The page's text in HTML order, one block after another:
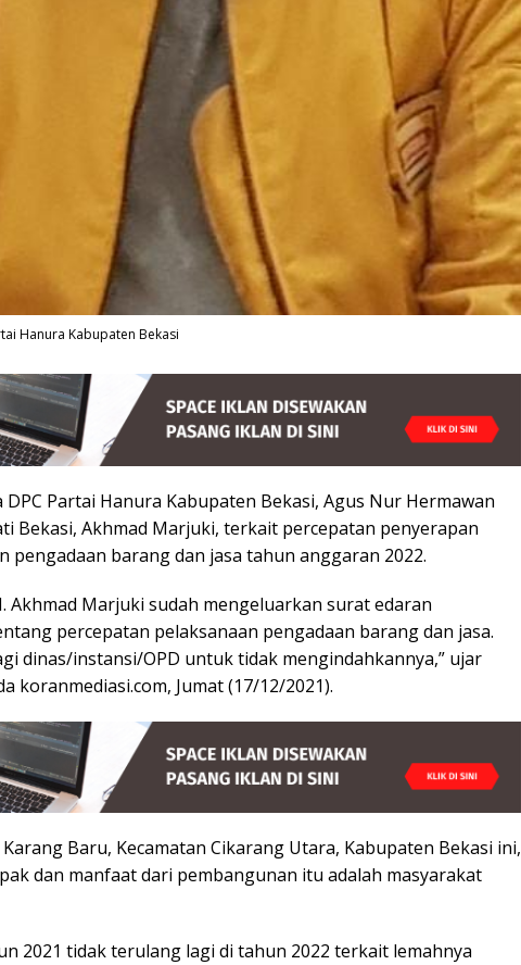
Hanura Kabupaten Bekasi
DPC Partai Hanura Kabupaten Bekasi, Agus Nur Hermawan
Bekasi, Akhmad Marjuki, terkait percepatan penyerapan
pengadaan barang dan jasa tahun anggaran 2022.
Akhmad Marjuki sudah mengeluarkan surat edaran
percepatan pelaksanaan pengadaan barang dan jasa.
dinas/instansi/OPD untuk tidak mengindahkannya,” ujar
koranmediasi.com, Jumat (17/12/2021).
Baru, Kecamatan Cikarang Utara, Kabupaten Bekasi ini,
dan manfaat dari pembangunan itu adalah masyarakat
2021 tidak terulang lagi di tahun 2022 terkait lemahnya